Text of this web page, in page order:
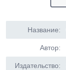
Название:
Автор:
Издательство: